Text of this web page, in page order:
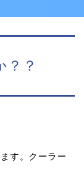
？？
す。クーラー